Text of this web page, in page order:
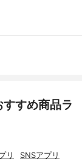
すめ商品ラ
リ SNSアプリ